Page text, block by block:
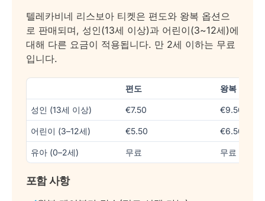
텔레카비네 리스보아 티켓은 편도와 왕복 옵션으
로 판매되며, 성인(13세 이상)과 어린이(3~12세)에
대해 다른 요금이 적용됩니다. 만 2세 이하는 무료
입니다.
편도 왕복
성인 (13세 이상) €7.50 €9.50
어린이 (3–12세) €5.50 €6.50
유아 (0–2세) 무료 무료
포함 사항